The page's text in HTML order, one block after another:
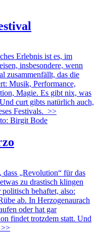
Erlebnis ist es, im
insbesondere, wenn
zusammenfällt, das die
Musik, Performance,
Magie. Es gibt nix, was
curt gibts natürlich auch,
Festivals. >>
„Revolution“ für das
zu drastisch klingen
behaftet, also:
ab. In Herzogenaurach
oder hat gar
findet trotzdem statt. Und
>>